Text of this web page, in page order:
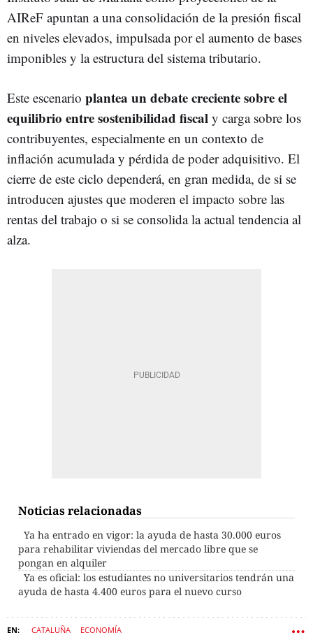
AIReF apuntan a una consolidación de la presión fiscal
en niveles elevados, impulsada por el aumento de bases
imponibles y la estructura del sistema tributario.
Este escenario plantea un debate creciente sobre el
equilibrio entre sostenibilidad fiscal y carga sobre los
contribuyentes, especialmente en un contexto de
inflación acumulada y pérdida de poder adquisitivo. El
cierre de este ciclo dependerá, en gran medida, de si se
introducen ajustes que moderen el impacto sobre las
rentas del trabajo o si se consolida la actual tendencia al
alza.
Noticias relacionadas
Ya ha entrado en vigor: la ayuda de hasta 30.000 euros
para rehabilitar viviendas del mercado libre que se
pongan en alquiler
Ya es oficial: los estudiantes no universitarios tendrán una
ayuda de hasta 4.400 euros para el nuevo curso
CATALUÑA ECONOMÍA